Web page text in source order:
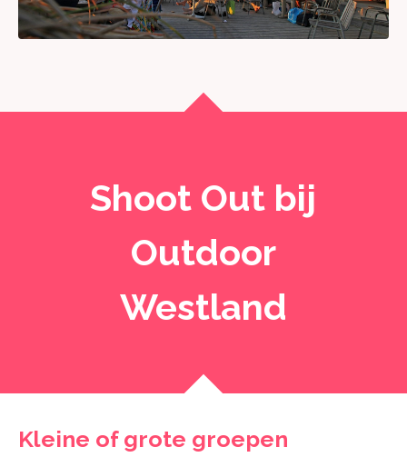
Shoot Out bij
Outdoor
Westland
Kleine of grote groepen